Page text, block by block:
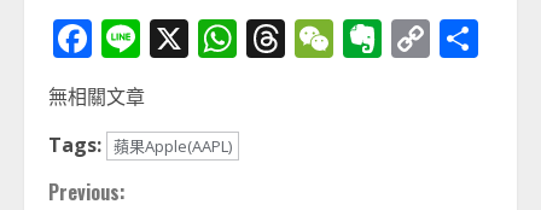
Facebook
Line
X WhatsApp
Threads
WeChat
Evernote
Copy
無相關文章
Tags: 蘋果Apple(AAPL)
Previous: